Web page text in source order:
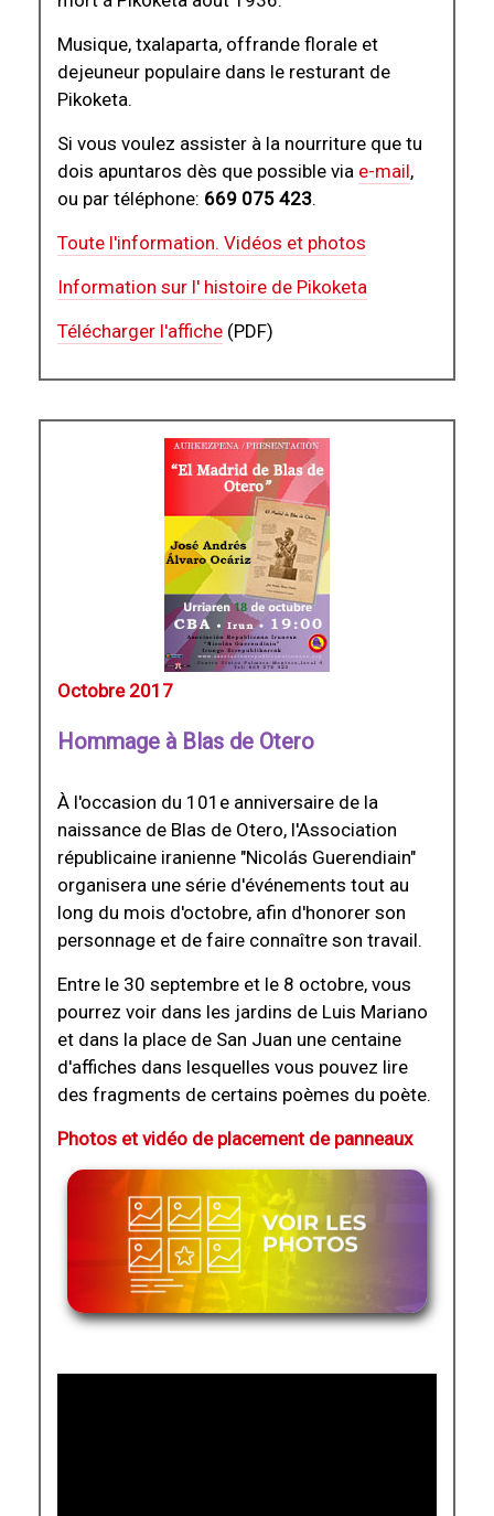
Musique, txalaparta, offrande florale et
dejeuneur populaire dans le resturant de
Pikoketa.
Si vous voulez assister à la nourriture que tu
dois apuntaros dès que possible via e-mail,
ou par téléphone: 669 075 423.
Toute l'information. Vidéos et photos
Information sur l' histoire de Pikoketa
Télécharger l'affiche (PDF)
Octobre 2017
Hommage à Blas de Otero
À l'occasion du 101e anniversaire de la
naissance de Blas de Otero, l'Association
républicaine iranienne "Nicolás Guerendiain"
organisera une série d'événements tout au
long du mois d'octobre, afin d'honorer son
personnage et de faire connaître son travail.
Entre le 30 septembre et le 8 octobre, vous
pourrez voir dans les jardins de Luis Mariano
et dans la place de San Juan une centaine
d'affiches dans lesquelles vous pouvez lire
des fragments de certains poèmes du poète.
Photos et vidéo de placement de panneaux